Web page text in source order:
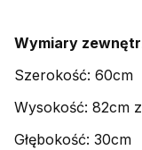
Wymiary
Szerokość: 60cm
Wysokość: 82cm
Głębokość: 30cm